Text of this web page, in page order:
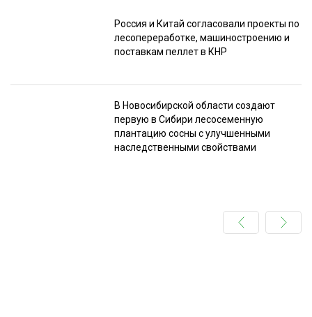
Россия и Китай согласовали проекты по
лесопереработке, машиностроению и
поставкам пеллет в КНР
В Новосибирской области создают
первую в Сибири лесосеменную
плантацию сосны с улучшенными
наследственными свойствами